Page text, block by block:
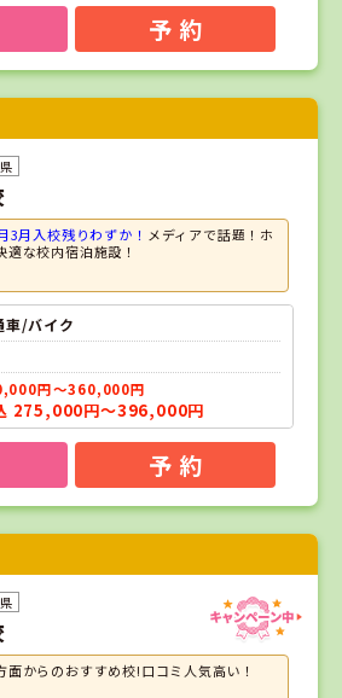
予 約
3月入校残りわずか！ メディアで話題！ホ
適な校内宿泊施設！
車/バイク
円～360,000円
275,000円～396,000円
予 約
面からのおすすめ校!口コミ人気高い！